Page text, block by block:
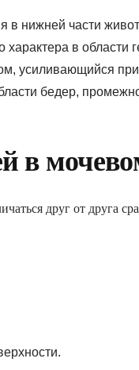
нижней части
характера в области
усиливающийся
бедер,
в
друг от друга